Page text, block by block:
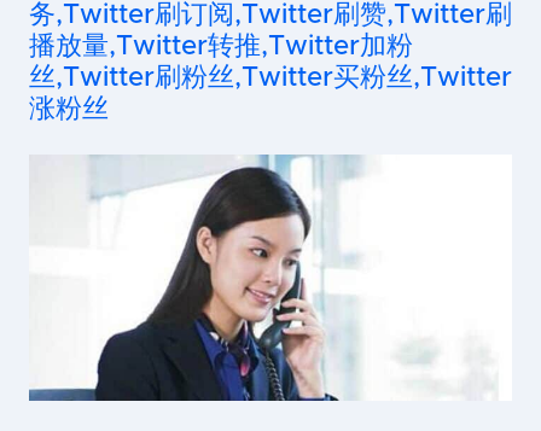
务,Twitter刷订阅,Twitter刷赞,Twitter刷
播放量,Twitter转推,Twitter加粉
丝,Twitter刷粉丝,Twitter买粉丝,Twitter
涨粉丝